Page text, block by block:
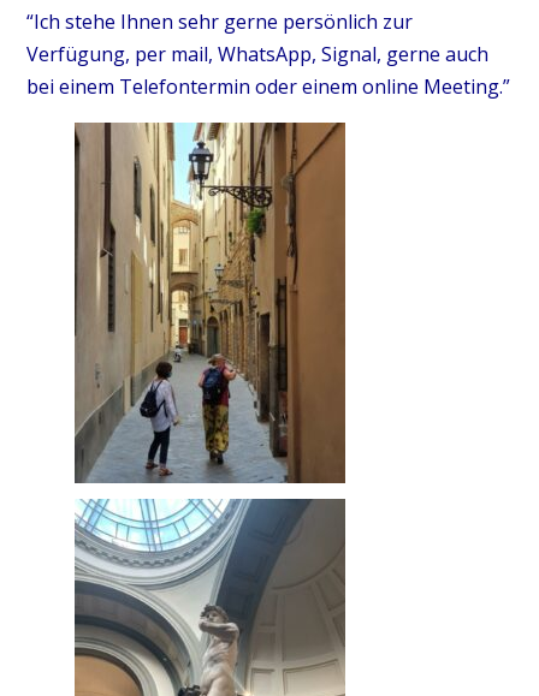
“Ich stehe Ihnen sehr gerne persönlich zur
Verfügung, per mail, WhatsApp, Signal, gerne auch
bei einem Telefontermin oder einem online Meeting.”